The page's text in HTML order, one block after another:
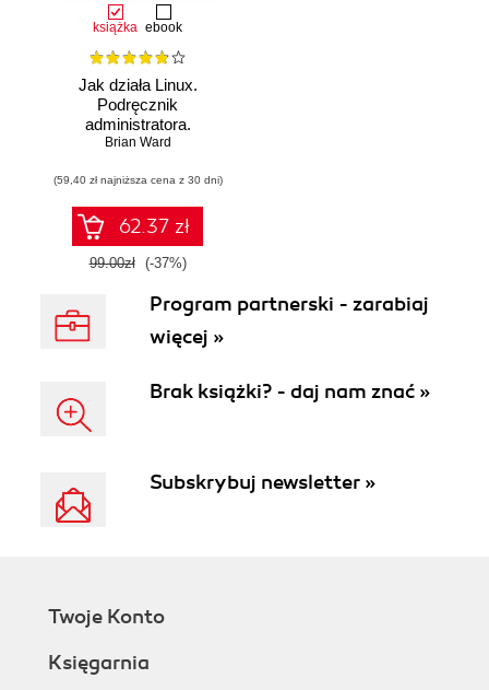
książka ebook
Jak działa Linux.
Podręcznik
administratora.
Wydanie III
Brian Ward
(59,40 zł najniższa cena z 30 dni)
62.37 zł
99.00zł (-37%)
Program partnerski - zarabiaj
więcej »
Brak książki? - daj nam znać »
Subskrybuj newsletter »
Twoje Konto
Księgarnia